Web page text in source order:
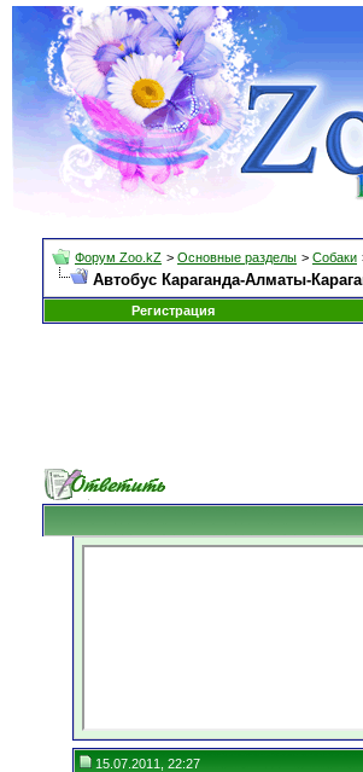
Форум Zoo.kZ > Основные разделы > Собаки
Автобус Караганда-Алматы-
Регистрация
15.07.2011, 22:27